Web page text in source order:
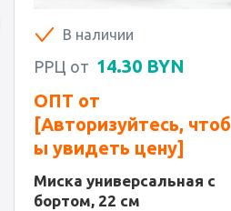
В наличии
РРЦ от 14.30 BYN
ОПТ от
[Авторизуйтесь, чтоб
ы увидеть цену]
Миска универсальная с
бортом, 22 см